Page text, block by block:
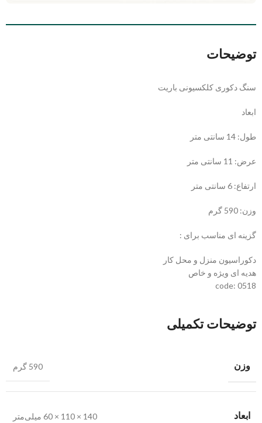
توضیحات
سنگ دکوری کلکسیونی باریت
ابعاد
طول: 14 سانتی متر
عرض: 11 سانتی متر
ارتفاع: 6 سانتی متر
وزن: 590 گرم
گزینه ای مناسب برای :
دکوراسیون منزل و محل کار
هدیه ای ویژه و خاص
code: 0518
توضیحات تکمیلی
وزن 590 گرم
ابعاد 140 × 110 × 60 میلی‌متر